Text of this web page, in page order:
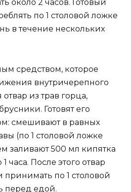
около 2 часов. Готовый
по 1 столовой ложке
в течение нескольких
средством, которое
внутричерепного
из трав горца,
Готовят его
смешивают в равных
(по 1 столовой ложке
заливают 500 мл кипятка
часа. После этого отвар
по 1 столовой
перед едой.